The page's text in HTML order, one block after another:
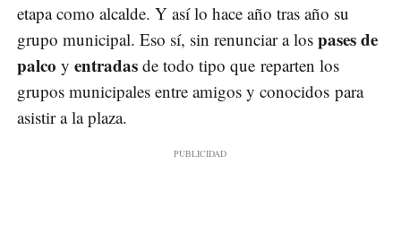
etapa como alcalde. Y así lo hace año tras año su
grupo municipal. Eso sí, sin renunciar a los pases de
palco y entradas de todo tipo que reparten los
grupos municipales entre amigos y conocidos para
asistir a la plaza.